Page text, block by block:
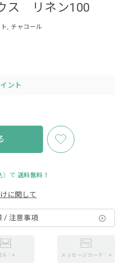
ス リネン100
, チャコール
ント
）で 送料無料！
に関して
/ 注意事項
斗：× メッセージカード：×